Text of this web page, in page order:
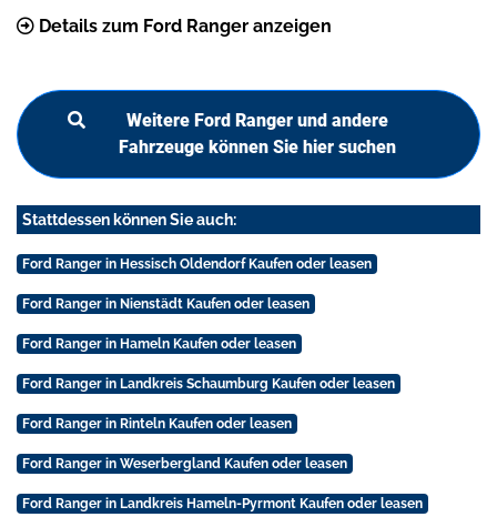
Details zum Ford Ranger anzeigen
Weitere Ford Ranger und andere
Fahrzeuge können Sie hier suchen
Stattdessen können Sie auch:
Ford Ranger in Hessisch Oldendorf Kaufen oder leasen
Ford Ranger in Nienstädt Kaufen oder leasen
Ford Ranger in Hameln Kaufen oder leasen
Ford Ranger in Landkreis Schaumburg Kaufen oder leasen
Ford Ranger in Rinteln Kaufen oder leasen
Ford Ranger in Weserbergland Kaufen oder leasen
Ford Ranger in Landkreis Hameln-Pyrmont Kaufen oder leasen